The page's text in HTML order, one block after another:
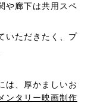
や廊下は共用スペ
いただきたく、プ
は、厚かましいお
ンタリー映画制作